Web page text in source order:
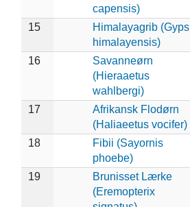
capensis)
15
Himalayagrib (Gyps
himalayensis)
16
Savanneørn
(Hieraaetus
wahlbergi)
17
Afrikansk Flodørn
(Haliaeetus vocifer)
18
Fibii (Sayornis
phoebe)
19
Brunisset Lærke
(Eremopterix